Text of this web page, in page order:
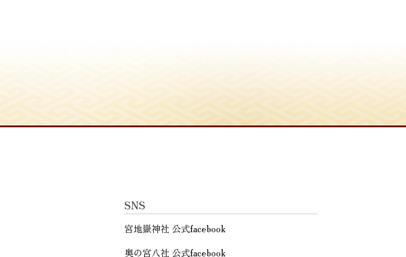
SNS
宮地嶽神社 公式facebook
奥の宮八社 公式facebook